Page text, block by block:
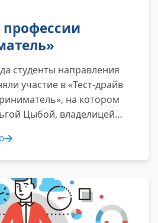
профессии
студенты направления
участие в «Тест-драйв
на котором
Цыбой, владелицей